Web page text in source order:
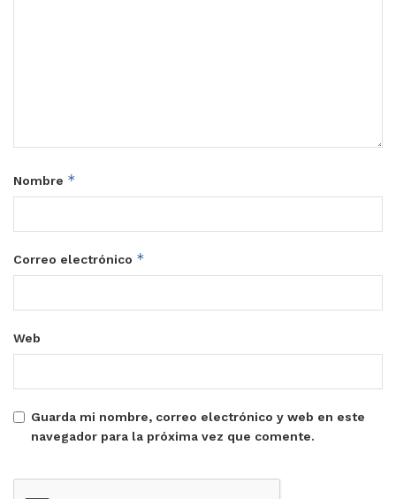
Nombre *
Correo electrónico *
Web
Guarda mi nombre, correo electrónico y web en este
navegador para la próxima vez que comente.